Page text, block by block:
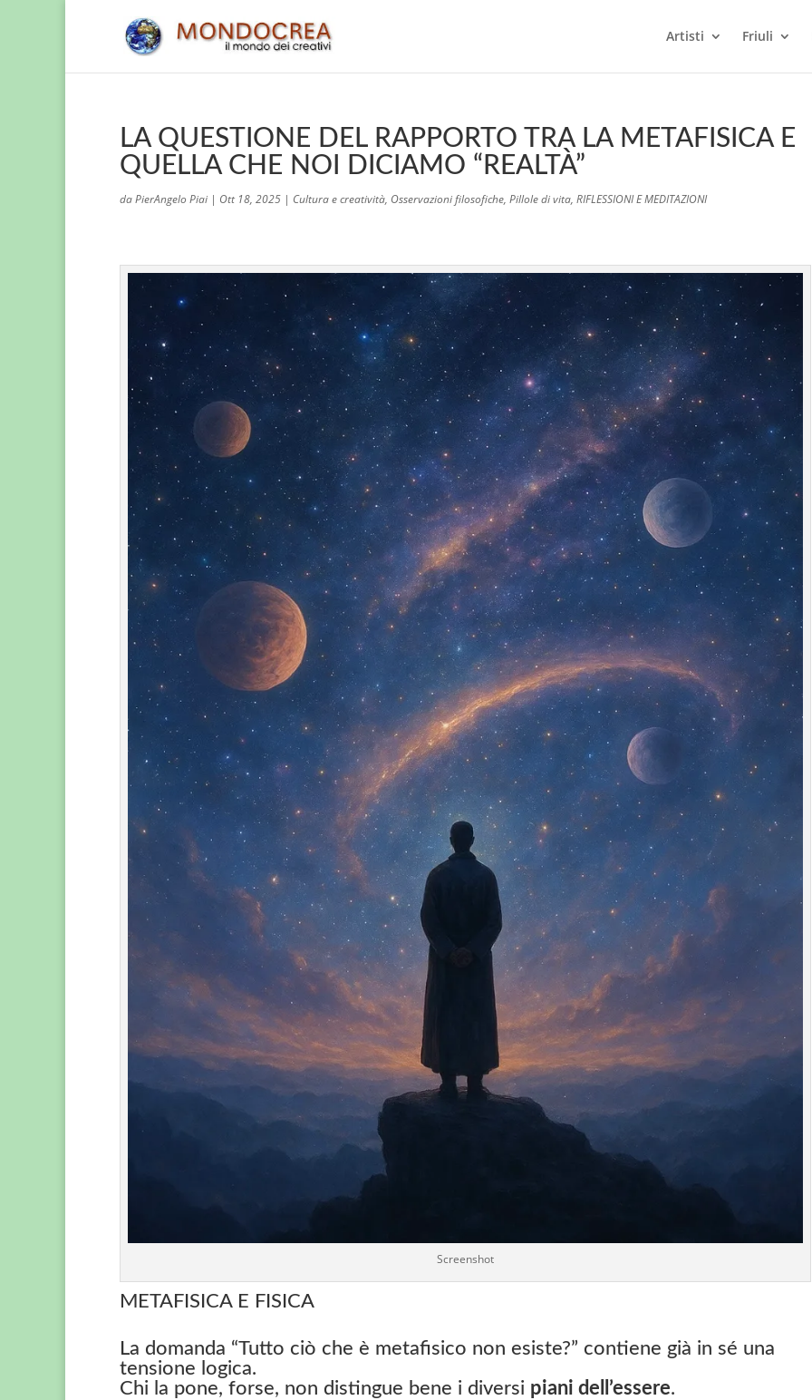
Artisti Friuli
LA QUESTIONE DEL RAPPORTO TRA LA METAFISICA E
QUELLA CHE NOI DICIAMO “REALTÀ”
daPierAngelo Piai | Ott 18, 2025 | Cultura e creatività, Osservazioni filosofiche, Pillole di vita, RIFLESSIONI E MEDITAZIONI
Screenshot
METAFISICA E FISICA
La domanda “Tutto ciò che è metafisico non esiste?” contiene già in sé una
tensione logica.
Chi la pone, forse, non distingue bene i diversi piani dell’essere.